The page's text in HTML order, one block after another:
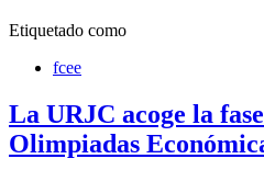
Etiquetado como
fcee
La URJC acoge la
Olimpiadas